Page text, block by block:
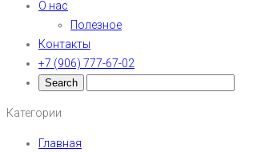
О нас
Полезное
Контакты
+7 (906) 777-67-02
Категории
Главная